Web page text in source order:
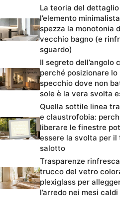
La teoria del
l’elemento
spezza la monotonia
vecchio bagno (e
sguardo)
Il segreto dell’angolo
perché posizionare lo
specchio dove non
sole è la vera svolta
Quella sottile linea
e claustrofobia:
liberare le finestre
essere la svolta per il
salotto
Trasparenze
trucco del vetro
plexiglass per
l’arredo nei mesi caldi